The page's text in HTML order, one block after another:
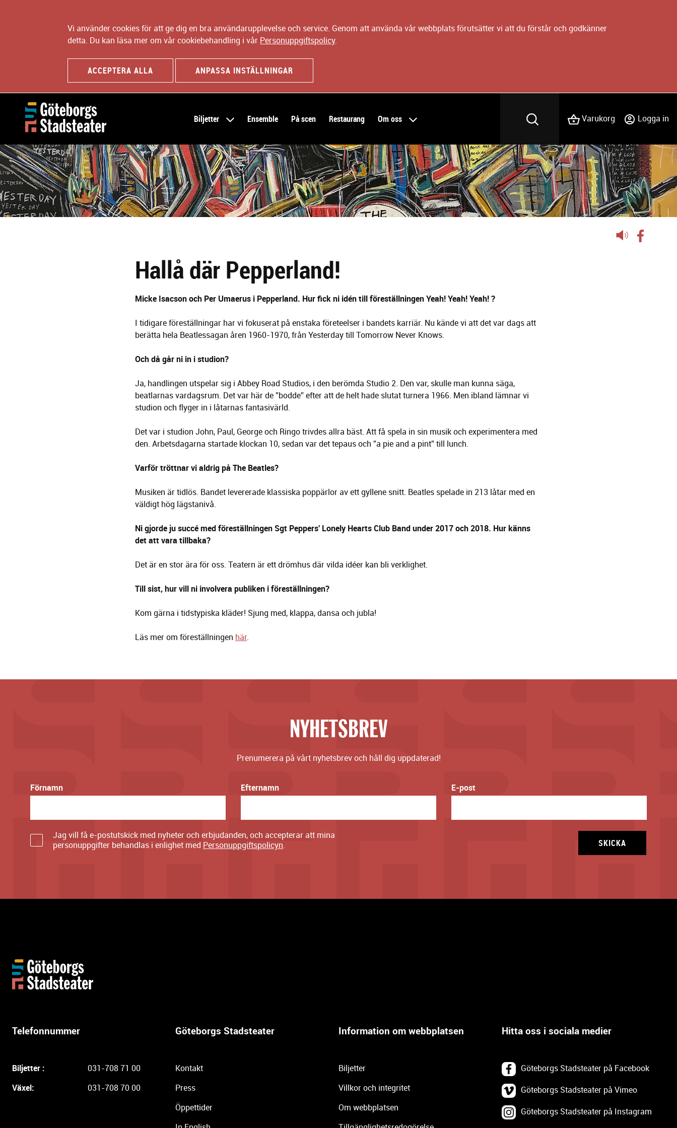
Vi använder cookies för att ge dig en bra användarupplevelse och service. Genom att använda vår webbplats förutsätter vi att du förstår och godkänner
detta. Du kan läsa mer om vår cookiebehandling i vår Personuppgiftspolicy.
ACCEPTERA ALLA ANPASSA INSTÄLLNINGAR
Varukorg Logga in
H
v
u
d
n
a
v
i
i
n
Biljetter Ensemble På scen Restaurang Om oss
Lyssna
Hallå där Pepperland!
Micke Isacson och Per Umaerus i Pepperland. Hur fick ni idén till föreställningen Yeah! Yeah! Yeah! ?
I tidigare föreställningar har vi fokuserat på enstaka företeelser i bandets karriär. Nu kände vi att det var dags att
berätta hela Beatlessagan åren 1960-1970, från Yesterday till Tomorrow Never Knows.
Och då går ni in i studion?
Ja, handlingen utspelar sig i Abbey Road Studios, i den berömda Studio 2. Den var, skulle man kunna säga,
beatlarnas vardagsrum. Det var här de ”bodde” efter att de helt hade slutat turnera 1966. Men ibland lämnar vi
studion och flyger in i låtarnas fantasivärld.
Det var i studion John, Paul, George och Ringo trivdes allra bäst. Att få spela in sin musik och experimentera med
den. Arbetsdagarna startade klockan 10, sedan var det tepaus och ”a pie and a pint” till lunch.
Varför tröttnar vi aldrig på The Beatles?
Musiken är tidlös. Bandet levererade klassiska poppärlor av ett gyllene snitt. Beatles spelade in 213 låtar med en
väldigt hög lägstanivå.
Ni gjorde ju succé med föreställningen Sgt Peppers' Lonely Hearts Club Band under 2017 och 2018. Hur känns
det att vara tillbaka?
Det är en stor ära för oss. Teatern är ett drömhus där vilda idéer kan bli verklighet.
Till sist, hur vill ni involvera publiken i föreställningen?
Kom gärna i tidstypiska kläder! Sjung med, klappa, dansa och jubla!
Läs mer om föreställningen här.
NYHETSBREV
Prenumerera på vårt nyhetsbrev och håll dig uppdaterad!
Förnamn Efternamn E-post
Jag vill få e-postutskick med nyheter och erbjudanden, och accepterar att mina
personuppgifter behandlas i enlighet med Personuppgiftspolicyn. SKICKA
Telefonnummer
Biljetter :
031-708 71 00
Växel:
031-708 70 00
Göteborgs Stadsteater
Kontakt
Press
Öppettider
Information om webbplatsen
Biljetter
Villkor och integritet
Om webbplatsen
Hitta oss i sociala medier
Göteborgs Stadsteater på Facebook
Göteborgs Stadsteater på Vimeo
Göteborgs Stadsteater på Instagram